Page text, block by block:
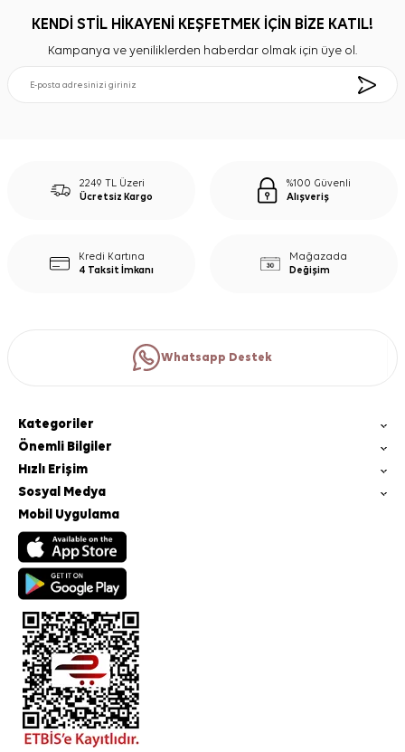
KENDİ STİL HİKAYENİ KEŞFETMEK İÇİN BİZE KATIL!
Kampanya ve yeniliklerden haberdar olmak için üye ol.
2249 TL Üzeri
Ücretsiz Kargo
%100 Güvenli
Alışveriş
Kredi Kartına
4 Taksit İmkanı
Mağazada
Değişim
Whatsapp Destek
Kategoriler
Önemli Bilgiler
Hızlı Erişim
Sosyal Medya
Mobil Uygulama